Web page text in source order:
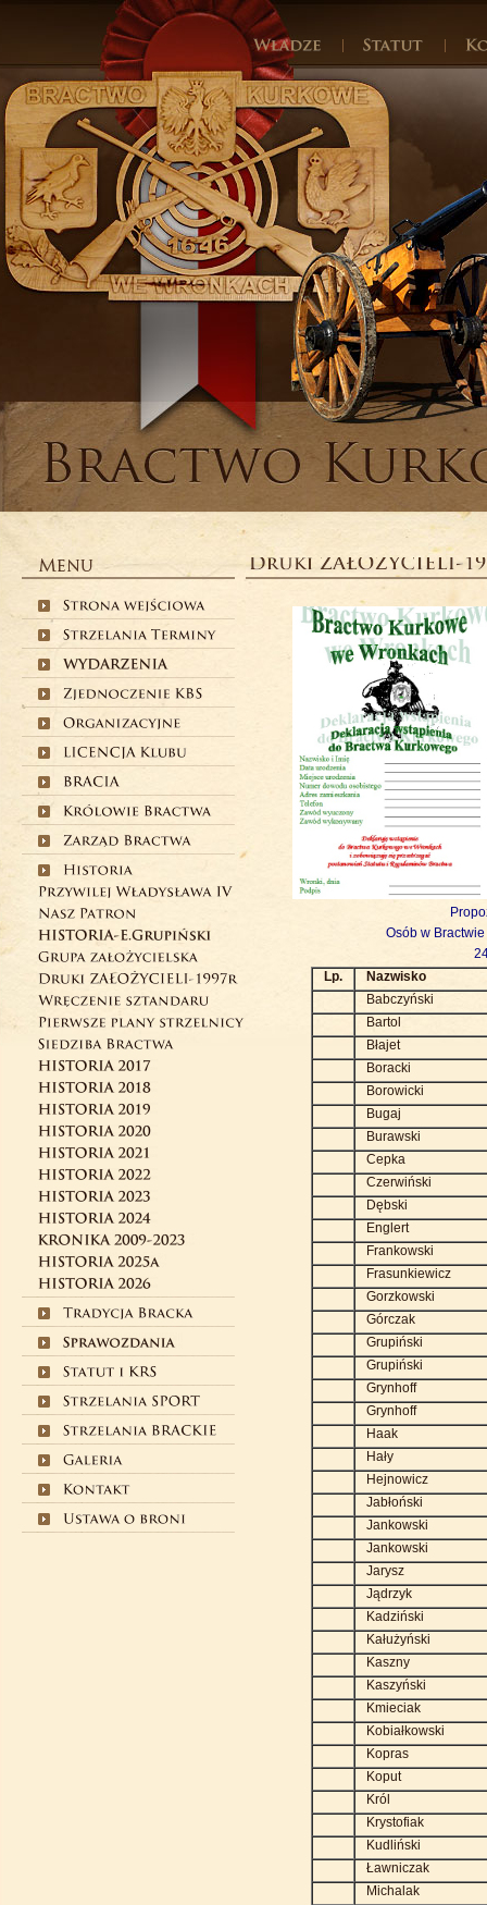
Osób w
Lp.
Nazwisko
Babczyński
Bartol
Błajet
Boracki
Borowicki
Bugaj
Burawski
Cepka
Czerwiński
Dębski
Englert
Frankowski
Frasunkiewicz
Gorzkowski
Górczak
Grupiński
Grupiński
Grynhoff
Grynhoff
Haak
Hały
Hejnowicz
Jabłoński
Jankowski
Jankowski
Jarysz
Jądrzyk
Kadziński
Kałużyński
Kaszny
Kaszyński
Kmieciak
Kobiałkowski
Kopras
Koput
Król
Krystofiak
Kudliński
Ławniczak
Michalak